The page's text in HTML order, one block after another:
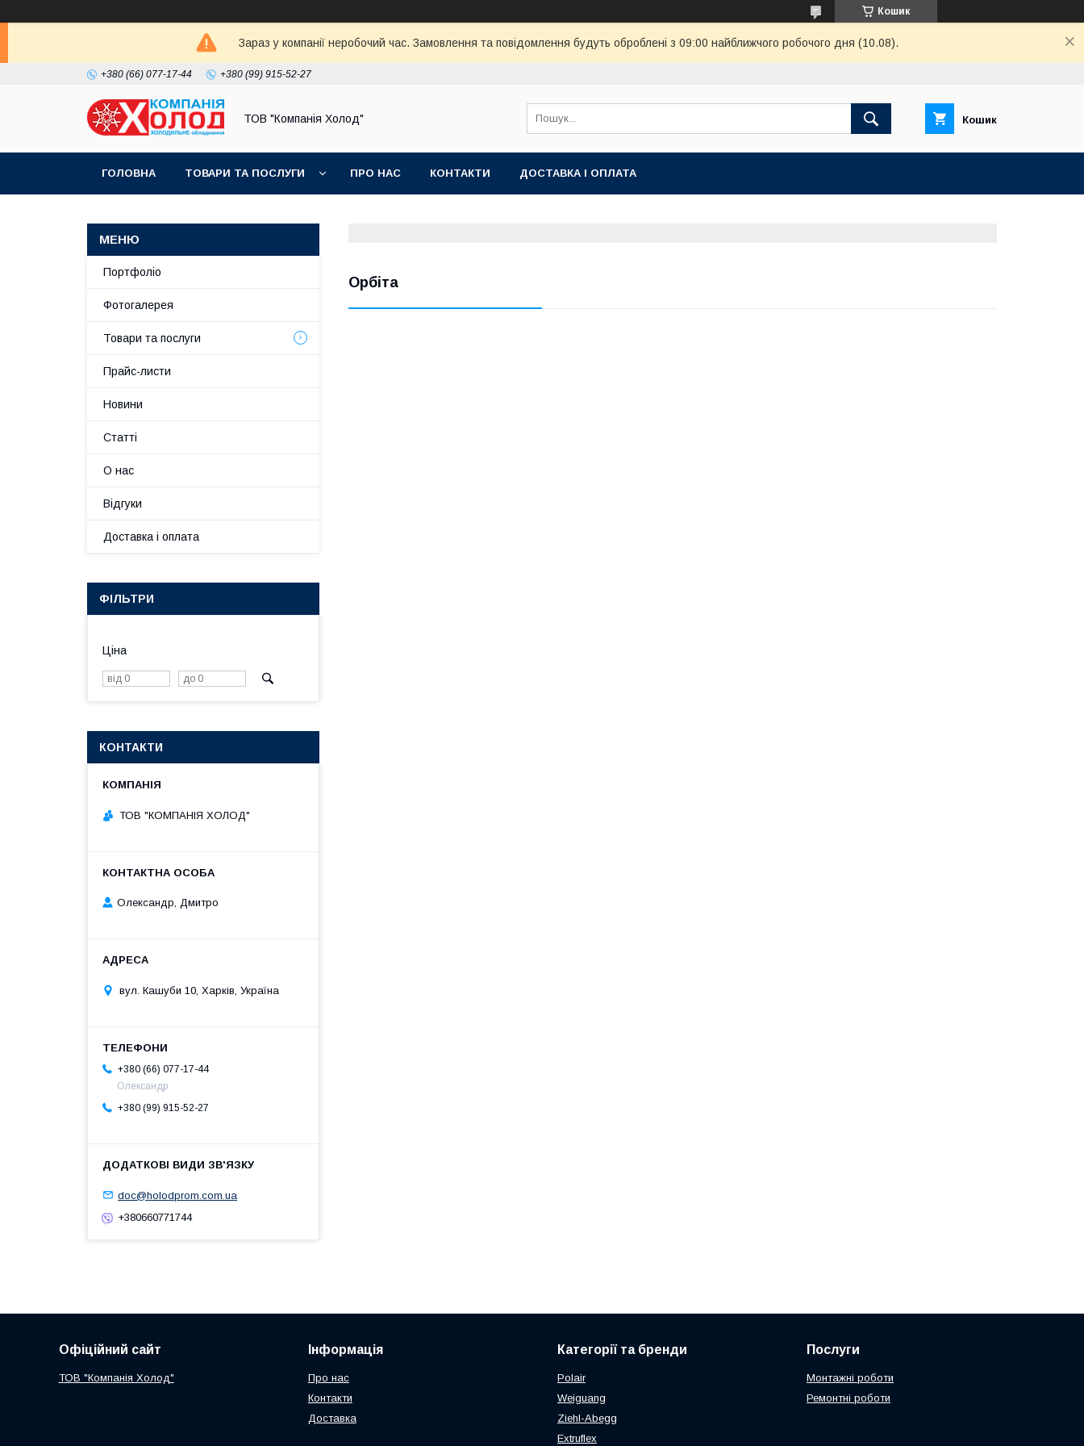
Кошик
Зараз у компанії неробочий час. Замовлення та повідомлення будуть оброблені з 09:00 найближчого робочого дня (10.08).
+380 (66) 077-17-44 +380 (99) 915-52-27
ТОВ "Компанія Холод" Кошик
ГОЛОВНА ТОВАРИ ТА ПОСЛУГИ ПРО НАС КОНТАКТИ ДОСТАВКА І ОПЛАТА
Орбіта
Портфоліо
Фотогалерея
Товари та послуги
Прайс-листи
Новини
Статті
О нас
Відгуки
Доставка і оплата
ФІЛЬТРИ
Ціна
КОНТАКТИ
ТОВ "КОМПАНІЯ ХОЛОД"
Олександр, Дмитро
вул. Кашуби 10, Харків, Україна
+380 (66) 077-17-44
Олександр
+380 (99) 915-52-27
doc@holodprom.com.ua
+380660771744
Офіційний сайт
ТОВ "Компанія Холод"
Інформація
Про нас
Контакти
Доставка
Категорії та бренди
Polair
Weiguang
Ziehl-Abegg
Extruflex
Послуги
Монтажні роботи
Ремонтні роботи